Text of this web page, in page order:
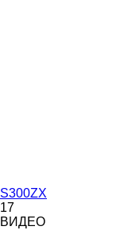
S300ZX
17
ВИДЕО